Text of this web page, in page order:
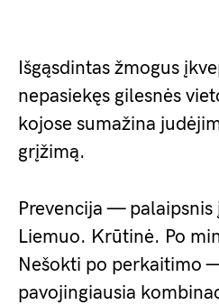
Išgąsdintas žmogus
nepasiekęs gilesnės
kojose sumažina
grįžimą.
Prevencija — palaipsnis
Liemuo. Krūtinė. Po
Nešokti po perkaitimo
pavojingiausia